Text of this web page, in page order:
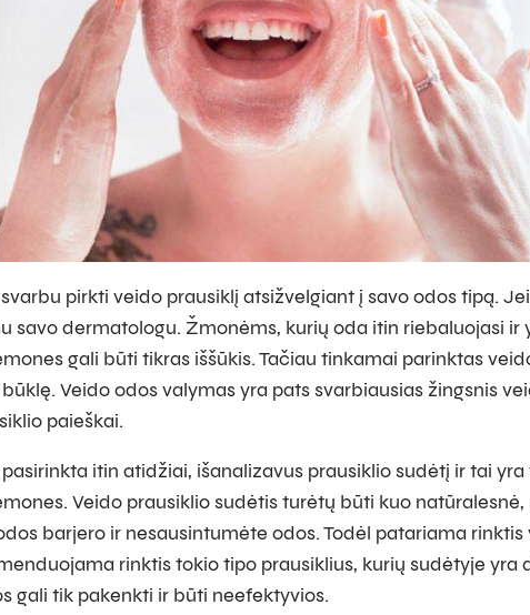
pirkti veido prausiklį atsižvelgiant į savo odos tipą.
savo dermatologu. Žmonėms, kurių oda itin riebaluojasi ir
gali būti tikras iššūkis. Tačiau tinkamai parinktas
Veido odos valymas yra pats svarbiausias žingsnis
paieškai.
itin atidžiai, išanalizavus prausiklio sudėtį ir tai
Veido prausiklio sudėtis turėtų būti kuo
barjero ir nesausintumėte odos. Todėl patariama
rinktis tokio tipo prausiklius, kurių sudėtyje yra
gali tik pakenkti ir būti neefektyvios.